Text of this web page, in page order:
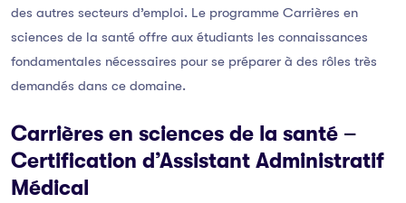
des autres secteurs d’emploi. Le programme Carrières en
sciences de la santé offre aux étudiants les connaissances
fondamentales nécessaires pour se préparer à des rôles très
demandés dans ce domaine.
Carrières en sciences de la santé –
Certification d’Assistant Administratif
Médical